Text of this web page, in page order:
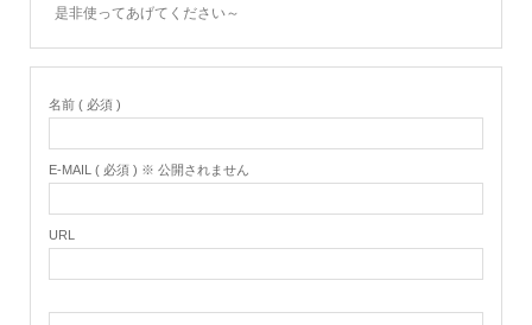
是非使ってあげてください～
名前 ( 必須 )
E-MAIL ( 必須 ) ※ 公開されません
URL